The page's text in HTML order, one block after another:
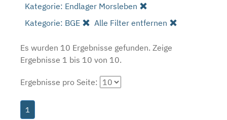
Kategorie: Endlager Morsleben
Kategorie: BGE
Alle Filter entfernen
Es wurden 10 Ergebnisse gefunden. Zeige
Ergebnisse 1 bis 10 von 10.
Ergebnisse pro Seite:
1